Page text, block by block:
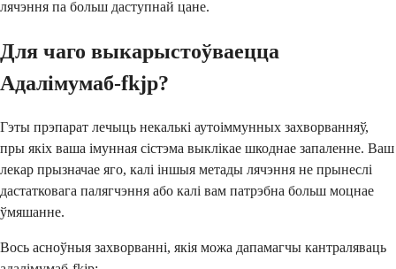
лячэння па больш даступнай цане.
Для чаго выкарыстоўваецца
Адалімумаб-fkjp?
Гэты прэпарат лечыць некалькі аутоіммунных захворванняў,
пры якіх ваша імунная сістэма выклікае шкоднае запаленне. Ваш
лекар прызначае яго, калі іншыя метады лячэння не прынеслі
дастатковага палягчэння або калі вам патрэбна больш моцнае
ўмяшанне.
Вось асноўныя захворванні, якія можа дапамагчы кантраляваць